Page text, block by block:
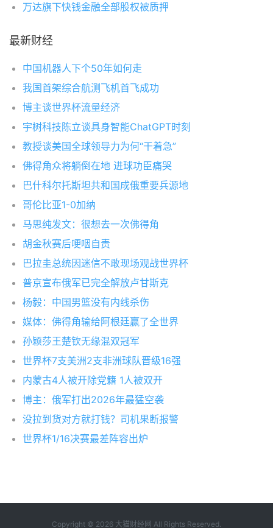
万达旗下快钱金融全部股权被质押
最新财经
中国机器人下个50年如何走
我国首架综合航测飞机首飞成功
博主谈世界杯流量经济
宇树科技陈立谈具身智能ChatGPT时刻
教授谈美国全球领导力为何“干着急”
佛得角众将躺倒在地 进球功臣痛哭
巴什科尔托斯坦共和国成俄重要兵源地
哥伦比亚1-0加纳
马思纯发文：很想去一次佛得角
胡金秋赛后哽咽自责
巴拉圭总统因迷信不敢现场观战世界杯
普京宣布俄军已完全解放卢甘斯克
杨毅：中国男篮没有内线杀伤
媒体：佛得角输给阿根廷赢了全世界
孙颖莎王楚钦无缘混双冠军
世界杯7支美洲2支非洲球队晋级16强
内蒙古4人被开除党籍 1人被双开
博主：俄军打出2026年最猛空袭
没拉到货对方就打钱？司机果断报警
世界杯1/16决赛最差阵容出炉
Copyright © 2026 大猫财经网 All Rights Reserved.